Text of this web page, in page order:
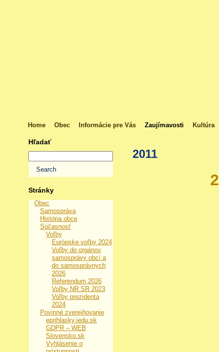
Home Obec Informácie pre Vás Zaujímavosti Kultúra
Hľadať
Stránky
Obec
Samospráva
História obce
Súčasnosť
Voľby
Európske voľby 2024
Voľby do orgánov
samosprávy obcí a
do samosprávnych
2026
Referendum 2026
Voľby NR SR 2023
Voľby prezidenta
2024
Povinné zverejňovanie
eprihlasky.iedu.sk
GDPR – WEB
Slovensko.sk
Vyhlásenie o
2011